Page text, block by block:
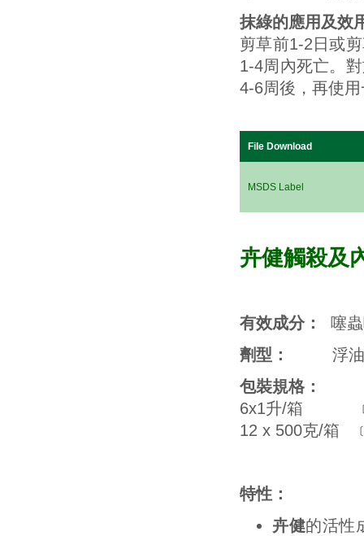
抹綠的應用及效
剪草前1-2日或
1-4周內死亡。
4-6周後，再使
File Download
MSDS Label
卉健觸殺及
有效成分： 噻
劑型： 浮油
包裝規格：
6x1升/箱 ﹝液
12 x 500克/箱
特性：
卉健的活性